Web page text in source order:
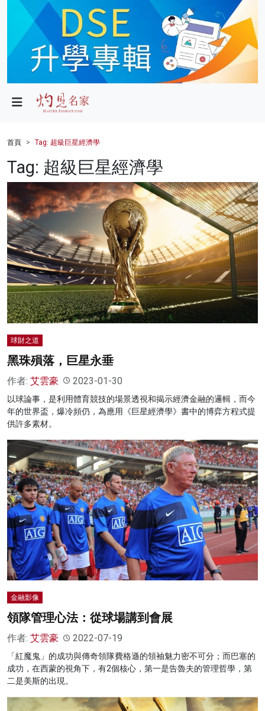
政局
財經
健康
商業
科技
影片
名家榜
灼見活動
首頁 Tag: 超級巨星經濟學
Tag: 超級巨星經濟學
球財之道
黑珠殞落，巨星永垂
作者: 艾雲豪 2023-01-30
以球論事，是利用體育競技的場景透視和揭示經濟金融的邏輯，而今
年的世界盃，爆冷頻仍，為應用《巨星經濟學》書中的博弈方程式提
供許多素材。
金融影像
領隊管理心法：從球場講到會展
作者: 艾雲豪 2022-07-19
「紅魔鬼」的成功與傳奇領隊費格遜的領袖魅力密不可分；而巴塞的
成功，在西蒙的視角下，有2個核心，第一是告魯夫的管理哲學，第
二是美斯的出現。